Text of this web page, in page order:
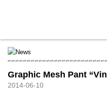
Graphic Mesh Pant
2014-06-10